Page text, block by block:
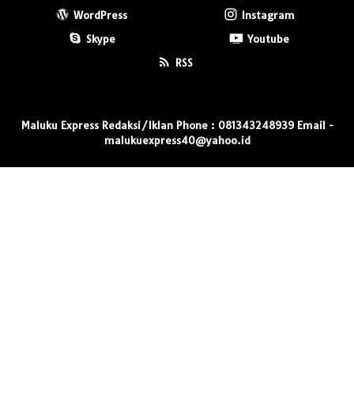
WordPress
Instagram
Skype
Youtube
RSS
Maluku Express Redaksi/Iklan Phone : 081343248939 Email -
malukuexpress40@yahoo.id